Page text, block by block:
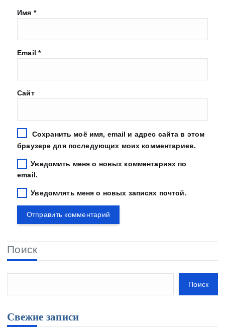
Имя *
Email *
Сайт
Сохранить моё имя, email и адрес сайта в этом
браузере для последующих моих комментариев.
Уведомить меня о новых комментариях по
email.
Уведомлять меня о новых записях почтой.
Поиск
Поиск
Свежие записи